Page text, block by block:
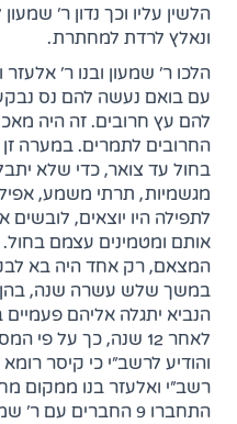
הלשין עליו וכך נדון ר'
ונאלץ לרדת למחתרת.
הלכו ר' שמעון ובנו ר'
עם בואם נעשה להם נס
להם עץ חרובים. זה היה
החרובים לתמרים. במערה
בחול עד צואר, כדי שלא
מגשמיות, תרתי משמע,
לתפילה היו יוצאים,
אותם ומטמינים עצמם
המצאם, רק אחד היה בא
במשך שלש עשרה שנה, בהן
הנביא יתגלה אליהם פעמיים
לאחר 12 שנה, כך על
והודיע לרשב"י כי קיסר רומא
רשב"י ואלעזר בנו ממקום
התחברו 9 החברים עם